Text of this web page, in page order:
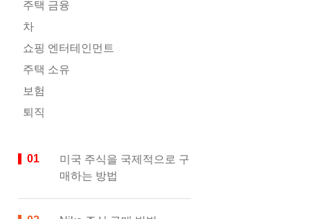
주택 금융
차
쇼핑 엔터테인먼트
주택 소유
보험
퇴직
미국 주식을 국제적으로 구
매하는 방법